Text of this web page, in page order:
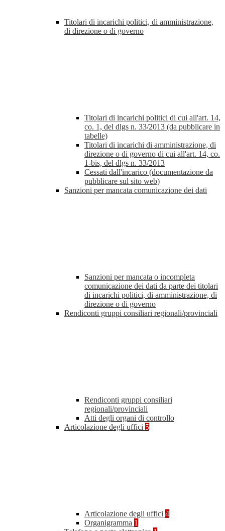
Titolari di incarichi politici, di amministrazione,
di direzione o di governo
Titolari di incarichi politici di cui all'art. 14,
co. 1, del dlgs n. 33/2013 (da pubblicare in
tabelle)
Titolari di incarichi di amministrazione, di
direzione o di governo di cui all'art. 14, co.
1-bis, del dlgs n. 33/2013
Cessati dall'incarico (documentazione da
pubblicare sul sito web)
Sanzioni per mancata comunicazione dei dati
Sanzioni per mancata o incompleta
comunicazione dei dati da parte dei titolari
di incarichi politici, di amministrazione, di
direzione o di governo
Rendiconti gruppi consiliari regionali/provinciali
Rendiconti gruppi consiliari
regionali/provinciali
Atti degli organi di controllo
Articolazione degli uffici 5
Articolazione degli uffici 4
Organigramma 1